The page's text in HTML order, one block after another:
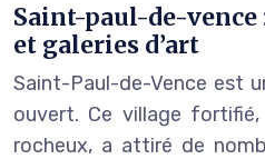
Saint-paul-de-vence
et galeries d’art
Saint-Paul-de-Vence est
ouvert. Ce village
rocheux, a attiré de